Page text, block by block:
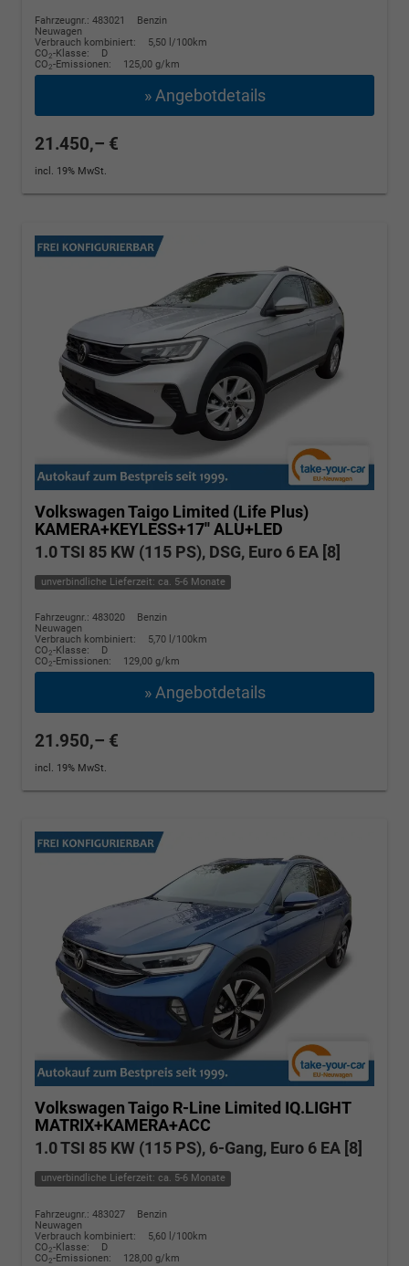
Fahrzeugnr.: 483021
Benzin
Neuwagen
Verbrauch kombiniert:
5,50 l/100km
CO2-Klasse:
D
CO2-Emissionen: 125,00 g/km
» Angebotdetails
21.450,– €
incl. 19% MwSt.
Volkswagen Taigo Limited (Life Plus)
KAMERA+KEYLESS+17'' ALU+LED
1.0 TSI 85 KW (115 PS), DSG, Euro 6 EA [8]
unverbindliche Lieferzeit: ca. 5-6 Monate
Fahrzeugnr.: 483020
Benzin
Neuwagen
Verbrauch kombiniert:
5,70 l/100km
CO2-Klasse:
D
CO2-Emissionen: 129,00 g/km
» Angebotdetails
21.950,– €
incl. 19% MwSt.
Volkswagen Taigo R-Line Limited IQ.LIGHT
MATRIX+KAMERA+ACC
1.0 TSI 85 KW (115 PS), 6-Gang, Euro 6 EA [8]
unverbindliche Lieferzeit: ca. 5-6 Monate
Fahrzeugnr.: 483027
Benzin
Neuwagen
Verbrauch kombiniert:
5,60 l/100km
CO2-Klasse:
D
CO2-Emissionen: 128,00 g/km